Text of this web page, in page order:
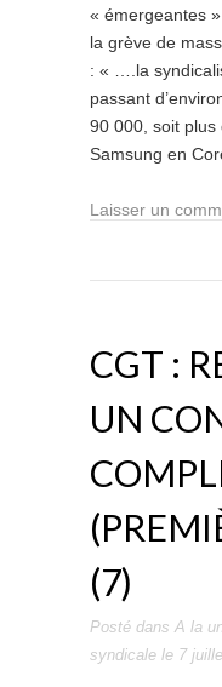
« émergeantes
la grève de
: « ….la
passant
90 000, soit plus
Samsung en
Laisser un
CGT :
UN
(7)
Posté dans A la
syndicale le 7